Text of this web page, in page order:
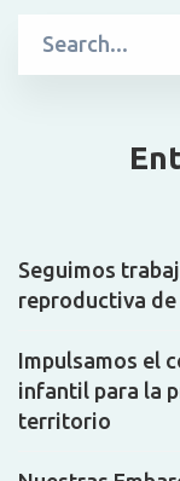
Search
for:
Seguimos
reproductiva de
Impulsamos el
infantil para la
territorio